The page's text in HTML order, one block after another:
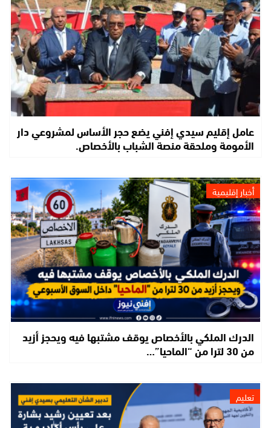
عامل إقليم سيدي إفني يضع حجر الأساس لمشروعي دار
الأمومة وملحقة منصة الشباب بالأخصاص.
أخبار إقليمية
الدرك الملكي بالأخصاص يوقف مشتبها فيه ويحجز أزيد
من 30 لترا من “الماحيا”…
تعليم